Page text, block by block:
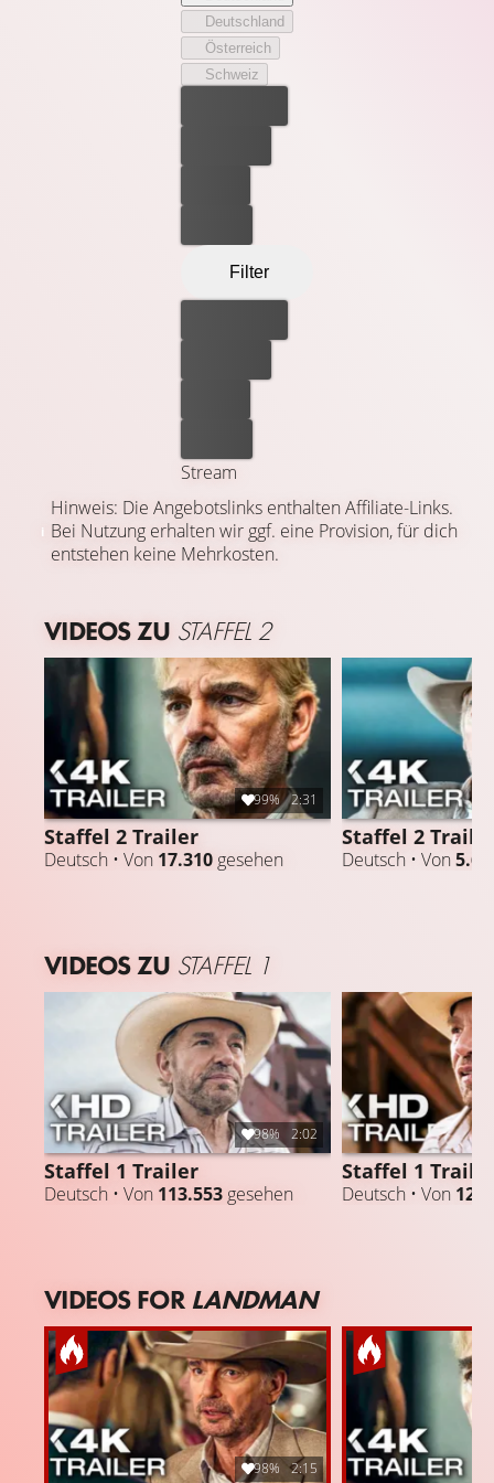
Deutschland
Österreich
Schweiz
Filter
Stream
Hinweis: Die Angebotslinks enthalten Affiliate-Links.
Bei Nutzung erhalten wir ggf. eine Provision, für dich
entstehen keine Mehrkosten.
VIDEOS ZU STAFFEL 2
99% 2:31
Staffel 2 Trailer
Deutsch • Von 17.310 gesehen
Staffel 2
Deutsch • Von
VIDEOS ZU STAFFEL 1
98% 2:02
Staffel 1 Trailer
Deutsch • Von 113.553 gesehen
Staffel 1
Deutsch • Von
VIDEOS FORLANDMAN
98% 2:15